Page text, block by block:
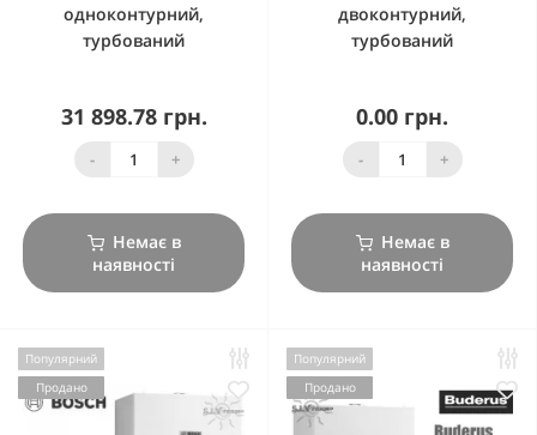
одноконтурний,
турбований
31 898.78 грн.
- +
Немає в
наявності
двоконтурний,
турбований
0.00 грн.
- +
Немає в
наявності
Популярний
Продано
Популярний
Продано